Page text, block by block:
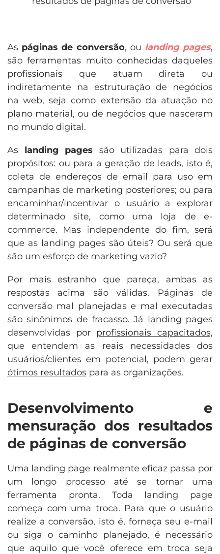
As páginas de conversão, ou landing pages,
são ferramentas muito conhecidas daqueles
profissionais que atuam direta ou
indiretamente na estruturação de negócios
na web, seja como extensão da atuação no
plano material, ou de negócios que nasceram
no mundo digital.
As landing pages são utilizadas para dois
propósitos: ou para a geração de leads, isto é,
coleta de endereços de email para uso em
campanhas de marketing posteriores; ou para
encaminhar/incentivar o usuário a explorar
determinado site, como uma loja de e-
commerce. Mas independente do fim, será
que as landing pages são úteis? Ou será que
são um esforço de marketing vazio?
Por mais estranho que pareça, ambas as
respostas acima são válidas. Páginas de
conversão mal planejadas e mal executadas
são sinônimos de fracasso. Já landing pages
desenvolvidas por profissionais capacitados,
que entendem as reais necessidades dos
usuários/clientes em potencial, podem gerar
ótimos resultados para as organizações.
Desenvolvimento e
mensuração dos resultados
de páginas de conversão
Uma landing page realmente eficaz passa por
um longo processo até se tornar uma
ferramenta pronta. Toda landing page
começa com uma troca. Para que o usuário
realize a conversão, isto é, forneça seu e-mail
ou siga o caminho planejado, é necessário
que aquilo que você oferece em troca seja